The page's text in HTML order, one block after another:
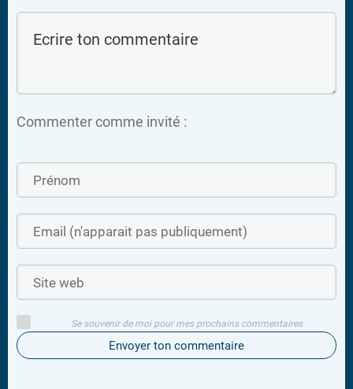
Commenter comme invité :
Se souvenir de moi pour mes prochains commentaires
Envoyer ton commentaire